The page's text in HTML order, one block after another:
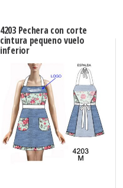
4203 Pechera con corte
cintura pequeno vuelo
inferior